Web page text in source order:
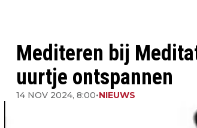
Mediteren bij
uurtje ontspannen
14 NOV 2024, 8:00•NIEUWS